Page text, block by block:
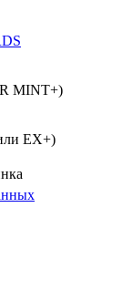
MINT+)
EX+)